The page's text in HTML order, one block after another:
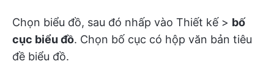
Chọn biểu đồ, sau đó nhấp vào Thiết kế > bố
cục biểu đồ. Chọn bố cục có hộp văn bản tiêu
đề biểu đồ.